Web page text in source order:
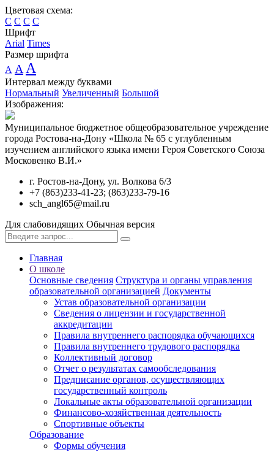
Цветовая схема:
C C C C
Шрифт
Arial Times
Размер шрифта
A A A
Интервал между буквами
Нормальный Увеличенный Большой
Изображения:
Муниципальное бюджетное общеобразовательное учреждение
города Ростова-на-Дону «Школа № 65 с углубленным
изучением английского языка имени Героя Советского Союза
Московенко В.И.»
г. Ростов-на-Дону, ул. Волкова 6/3
+7 (863)233-41-23; (863)233-79-16
sch_angl65@mail.ru
Для слабовидящих Обычная версия
Главная
О школе
Основные сведения Структура и органы управления
образовательной организацией Документы
Устав образовательной организации
Сведения о лицензии и государственной
аккредитации
Правила внутреннего распорядка обучающихся
Правила внутреннего трудового распорядка
Коллективный договор
Отчет о результатах самообследования
Предписание органов, осуществляющих
государственный контроль
Локальные акты образовательной организации
Финансово-хозяйственная деятельность
Спортивные объекты
Образование
Формы обучения